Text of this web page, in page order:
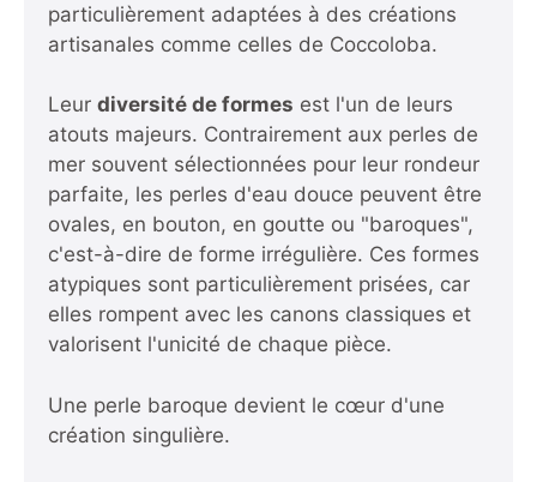
particulièrement adaptées à des créations
artisanales comme celles de Coccoloba.
Leur diversité de formes est l'un de leurs
atouts majeurs. Contrairement aux perles de
mer souvent sélectionnées pour leur rondeur
parfaite, les perles d'eau douce peuvent être
ovales, en bouton, en goutte ou "baroques",
c'est-à-dire de forme irrégulière. Ces formes
atypiques sont particulièrement prisées, car
elles rompent avec les canons classiques et
valorisent l'unicité de chaque pièce.
Une perle baroque devient le cœur d'une
création singulière.